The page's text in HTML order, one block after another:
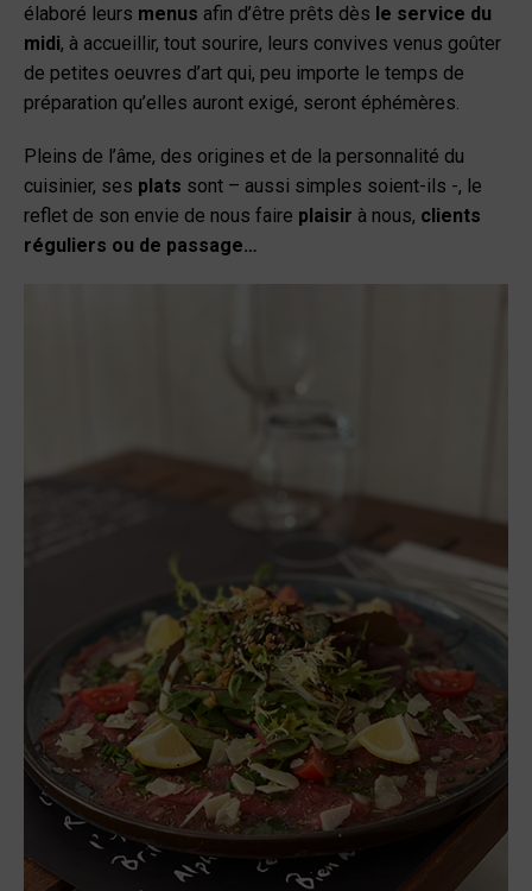
élaboré leurs menus afin d’être prêts dès le service du
midi, à accueillir, tout sourire, leurs convives venus goûter
de petites oeuvres d’art qui, peu importe le temps de
préparation qu’elles auront exigé, seront éphémères.
Pleins de l’âme, des origines et de la personnalité du
cuisinier, ses plats sont – aussi simples soient-ils -, le
reflet de son envie de nous faire plaisir à nous, clients
réguliers ou de passage…